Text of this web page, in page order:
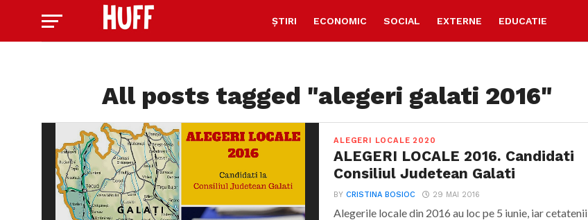
ȘTIRI ECONOMIC SOCIAL EXTERNE EDUCATIE
All posts tagged "alegeri galati 2016"
ALEGERI LOCALE 2020
ALEGERI LOCALE 2016. Candidati
Consiliul Judetean Galati
BYCRISTINA BOSIOC 29 MAI 2016
Alegerile locale din 2016 au loc pe 5 iunie, iar cetatenii